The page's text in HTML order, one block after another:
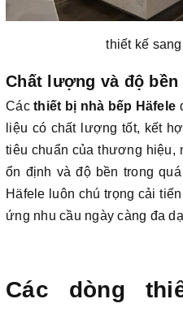
thiết kế
Chất lượng và độ bền
Cácthiết bị nhà bếp Häfele
liệu có chất lượng tốt, kết
tiêu chuẩn của thương hiệu,
ổn định và độ bền trong
Häfele luôn chú trọng cải
ứng nhu cầu ngày càng đa
Các dòng